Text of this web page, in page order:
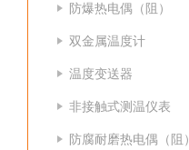
防爆热电偶（阻）
双金属温度计
温度变送器
非接触式测温仪表
防腐耐磨热电偶（阻）